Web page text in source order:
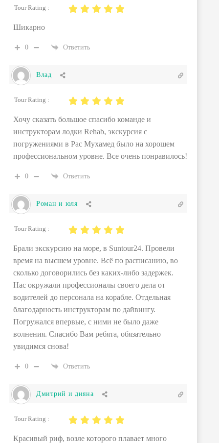
Tour Rating :
Шикарно
0 Ответить
Влад
Tour Rating :
Хочу сказать большое спасибо команде и
инструкторам лодки Rehab, экскурсия с
погружениями в Рас Мухамед было на хорошем
профессиональном уровне. Все очень понравилось!
0 Ответить
Роман и юля
Tour Rating :
Брали экскурсию на море, в Suntour24. Провели
время на высшем уровне. Всё по расписанию, во
сколько договорились без каких-либо задержек.
Нас окружали профессионалы своего дела от
водителей до персонала на корабле. Отдельная
благодарность инструкторам по дайвингу.
Погружался впервые, с ними не было даже
волнения. Спасибо Вам ребята, обязательно
увидимся снова!
0 Ответить
Дмитрий и дияна
Tour Rating :
Красивый риф, возле которого плавает много